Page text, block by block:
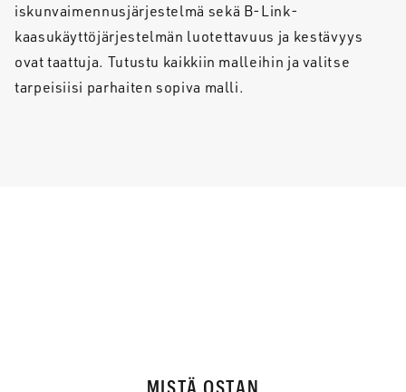
iskunvaimennusjärjestelmä sekä B-Link-
kaasukäyttöjärjestelmän luotettavuus ja kestävyys
ovat taattuja. Tutustu kaikkiin malleihin ja valitse
tarpeisiisi parhaiten sopiva malli.